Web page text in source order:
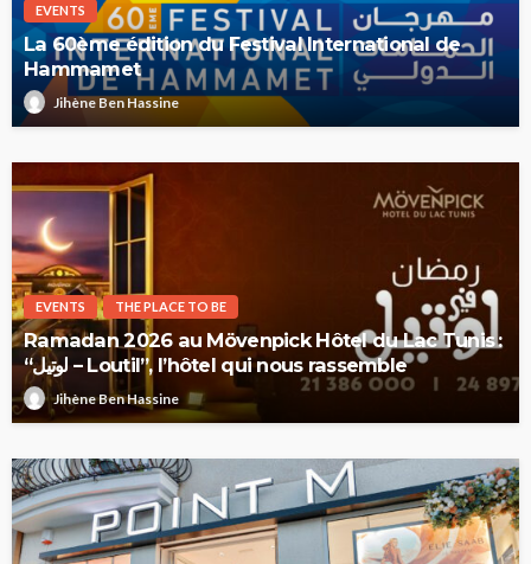
EVENTS
La 60ème édition du Festival International de
Hammamet
Jihène Ben Hassine
EVENTS THE PLACE TO BE
Ramadan 2026 au Mövenpick Hôtel du Lac Tunis :
“لوتيل – Loutil”, l’hôtel qui nous rassemble
Jihène Ben Hassine